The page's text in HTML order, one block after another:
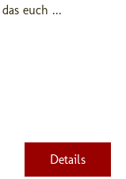
euch ...
Details